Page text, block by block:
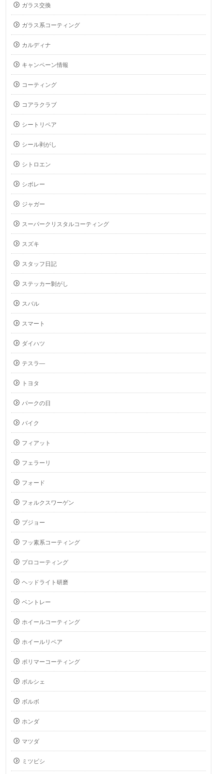
ガラス交換
ガラス系コーティング
カルディナ
キャンペーン情報
コーティング
コアラクラブ
シートリペア
シール剥がし
シトロエン
シボレー
ジャガー
スーパークリスタルコーティング
スズキ
スタッフ日記
ステッカー剝がし
スバル
スマート
ダイハツ
テスラ―
トヨタ
パークの日
バイク
フィアット
フェラーリ
フォード
フォルクスワーゲン
プジョー
フッ素系コーティング
プロコーティング
ヘッドライト研磨
ベントレー
ホイールコーティング
ホイールリペア
ポリマーコーティング
ポルシェ
ボルボ
ホンダ
マツダ
ミツビシ